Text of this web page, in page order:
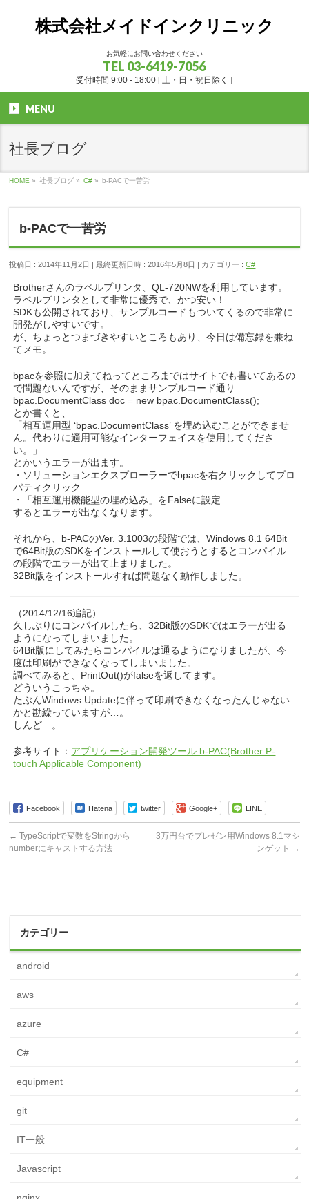
株式会社メイドインクリニック
お気軽にお問い合わせください
TEL 03-6419-7056
受付時間 9:00 - 18:00 [ 土・日・祝日除く ]
MENU
社長ブログ
HOME » 社長ブログ » C# » b-PACで一苦労
b-PACで一苦労
投稿日 : 2014年11月2日 最終更新日時 : 2016年5月8日 カテゴリー :C#
Brotherさんのラベルプリンタ、QL-720NWを利用しています。
ラベルプリンタとして非常に優秀で、かつ安い！
SDKも公開されており、サンプルコードもついてくるので非常に
開発がしやすいです。
が、ちょっとつまづきやすいところもあり、今日は備忘録を兼ね
てメモ。
bpacを参照に加えてねってところまではサイトでも書いてあるの
で問題ないんですが、そのままサンプルコード通り
bpac.DocumentClass doc = new bpac.DocumentClass();
とか書くと、
「相互運用型 ‘bpac.DocumentClass’ を埋め込むことができませ
ん。代わりに適用可能なインターフェイスを使用してくださ
い。」
とかいうエラーが出ます。
・ソリューションエクスプローラーでbpacを右クリックしてプロ
パティクリック
・「相互運用機能型の埋め込み」をFalseに設定
するとエラーが出なくなります。
それから、b-PACのVer. 3.1003の段階では、Windows 8.1 64Bit
で64Bit版のSDKをインストールして使おうとするとコンパイル
の段階でエラーが出て止まりました。
32Bit版をインストールすれば問題なく動作しました。
（2014/12/16追記）
久しぶりにコンパイルしたら、32Bit版のSDKではエラーが出る
ようになってしまいました。
64Bit版にしてみたらコンパイルは通るようになりましたが、今
度は印刷ができなくなってしまいました。
調べてみると、PrintOut()がfalseを返してます。
どういうこっちゃ。
たぶんWindows Updateに伴って印刷できなくなったんじゃない
かと勘繰っていますが…。
しんど…。
参考サイト： アプリケーション開発ツール b-PAC(Brother P-
touch Applicable Component)
Facebook Hatena twitter Google+ LINE
← TypeScriptで変数をStringから
numberにキャストする方法
3万円台でプレゼン用Windows 8.1マシ
ンゲット →
カテゴリー
android
aws
azure
C#
equipment
git
IT一般
Javascript